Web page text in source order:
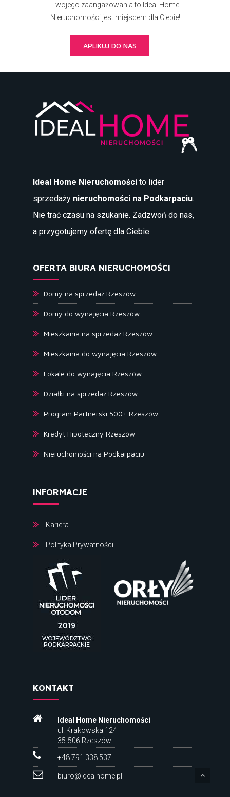
Twojego zaangażowania to Ideal Home
Nieruchomości jest miejscem dla Ciebie!
APLIKUJ DO NAS
Ideal Home Nieruchomości to lider
sprzedaży nieruchomości na Podkarpaciu.
Nie trać czasu na szukanie. Zadzwoń do nas,
a przygotujemy ofertę dla Ciebie.
OFERTA BIURA NIERUCHOMOŚCI
Domy na sprzedaż Rzeszów
Domy do wynajęcia Rzeszów
Mieszkania na sprzedaż Rzeszów
Mieszkania do wynajęcia Rzeszów
Lokale do wynajęcia Rzeszów
Działki na sprzedaż Rzeszów
Program Partnerski 500+ Rzeszów
Kredyt Hipoteczny Rzeszów
Nieruchomości na Podkarpaciu
INFORMACJE
Kariera
Polityka Prywatności
KONTAKT
Ideal Home Nieruchomości
ul. Krakowska 124
35-506 Rzeszów
+48 791 338 537
biuro@idealhome.pl